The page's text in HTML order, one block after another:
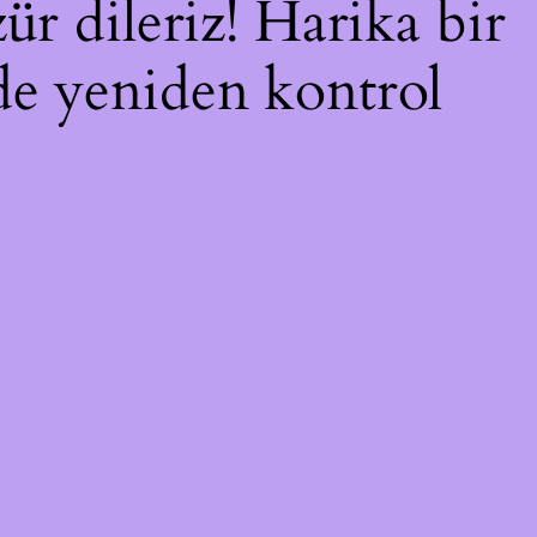
dileriz! Harika bir
yeniden kontrol